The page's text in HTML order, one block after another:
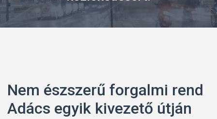
Nem észszerű forgalmi rend
Adács egyik kivezető útján